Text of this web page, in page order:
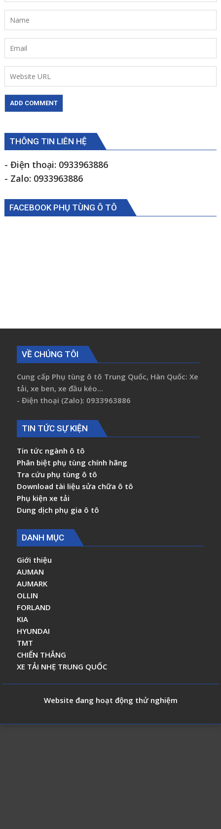
THÔNG TIN LIÊN HỆ
- Điện thoại: 0933963886
- Zalo: 0933963886
FACEBOOK PHỤ TÙNG Ô TÔ
VỀ CHÚNG TÔI
Cung cấp Phụ tùng ô tô Trung Quốc, Hàn Quốc: Xe
tải, xe ben, xe đầu kéo...
- Điện thoại (Zalo): 0933963886
TIN TỨC SỰ KIỆN
Tin tức ngành ô tô
Phân biệt phụ tùng chính hãng
Tra cứu phụ tùng ô tô
Download tài liệu sửa chữa ô tô
Phụ kiện xe tải
Dung dịch phụ gia ô tô
DANH MỤC
Giới thiệu
AUMAN
AUMARK
OLLIN
FORLAND
KIA
HYUNDAI
TMT
CHIẾN THẮNG
XE TẢI NHẸ TRUNG QUỐC
Website đang hoạt động thử nghiệm